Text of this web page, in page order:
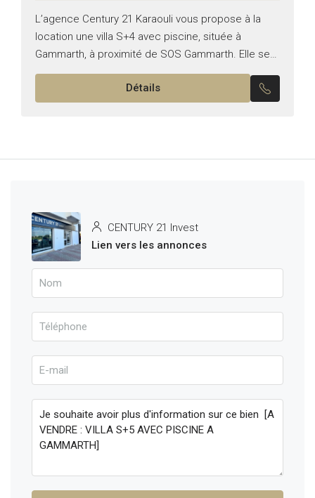
L’agence Century 21 Karaouli vous propose à la
location une villa S+4 avec piscine, située à
Gammarth, à proximité de SOS Gammarth. Elle se
compose comme suit : Au rez-de-jardin : -Un...
Détails
CENTURY 21 Invest
Lien vers les annonces